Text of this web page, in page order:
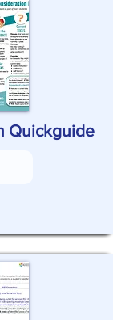
Quickguide